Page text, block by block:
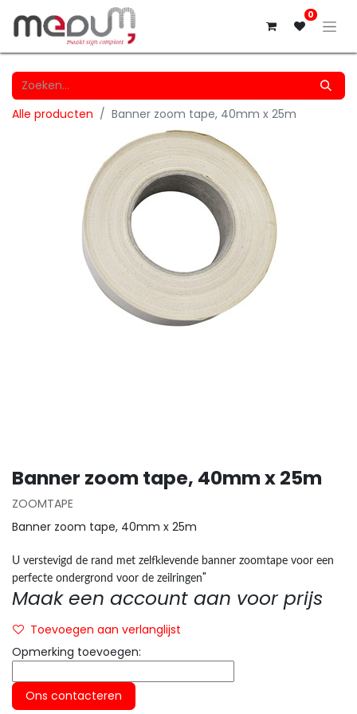
0
Alle producten Banner zoom tape, 40mm x 25m
Banner zoom tape, 40mm x 25m
ZOOMTAPE
Banner zoom tape, 40mm x 25m
U verstevigd de rand met zelfklevende banner zoomtape voor een
perfecte ondergrond voor de zeilringen"
Maak een account aan voor prijs
Toevoegen aan verlanglijst
Opmerking toevoegen:
Ons contacteren